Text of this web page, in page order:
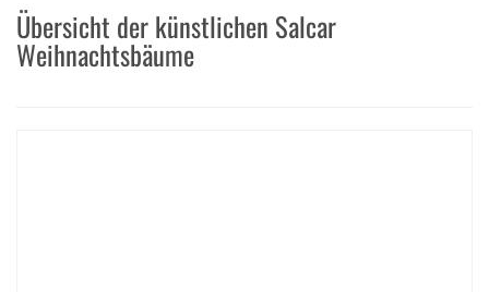
Übersicht der künstlichen Salcar
Weihnachtsbäume